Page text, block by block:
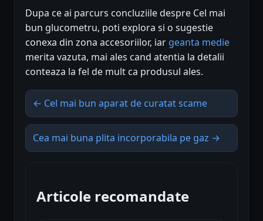
Dupa ce ai parcurs concluziile despre Cel mai
bun glucometru, poti explora si o sugestie
conexa din zona accesoriilor, iar geanta medie
merita vazuta, mai ales cand atentia la detalii
conteaza la fel de mult ca produsul ales.
← Cel mai bun aparat de curatat scame
Cea mai buna plita incorporabila pe gaz →
Articole recomandate